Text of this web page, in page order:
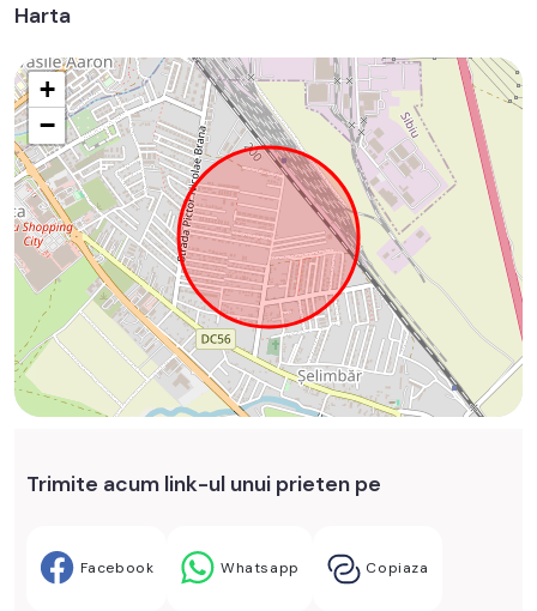
Harta
+
−
Trimite acum link-ul unui prieten pe
Facebook Whatsapp Copiaza